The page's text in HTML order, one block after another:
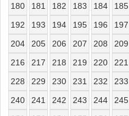
180
181 182 183 184 185
192
193 194 195 196 197
204
205 206 207 208 209
216
217 218 219 220 221
228
229 230 231 232 233
240
241 242 243 244 245